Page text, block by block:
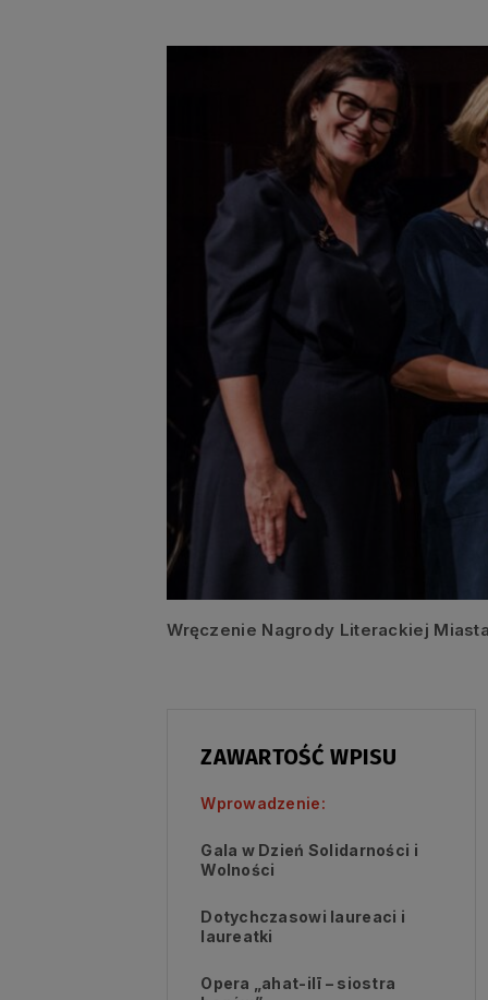
Wręczenie Nagrody Literackiej
ZAWARTOŚĆ WPISU
Wprowadzenie:
Gala w Dzień Solidarności i
Wolności
Dotychczasowi laureaci i
laureatki
Opera „ahat-ilī – siostra